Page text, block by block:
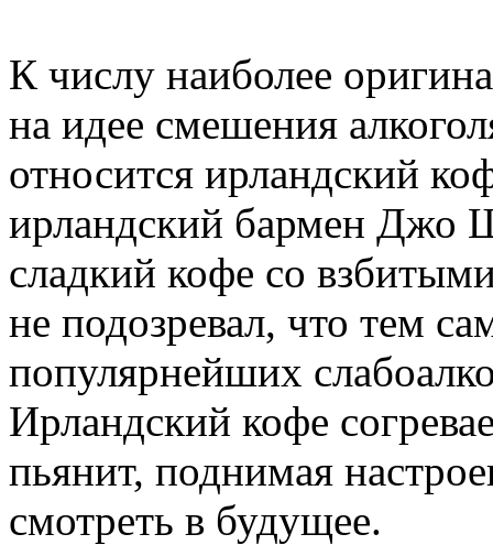
К числу наиболее
на идее смешения
относится ирландский
ирландский бармен Джо
сладкий кофе со
не подозревал, что тем
популярнейших
Ирландский кофе
пьянит, поднимая
смотреть в будущее.